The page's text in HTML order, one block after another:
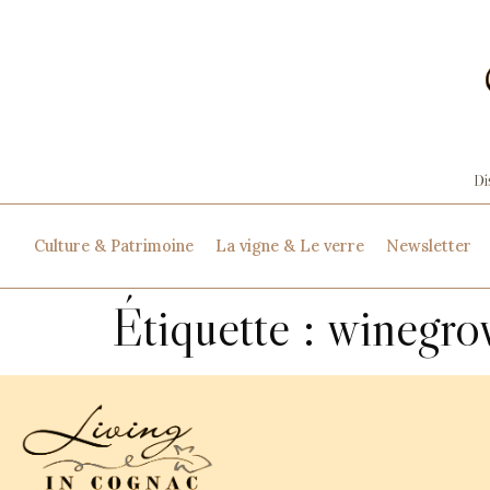
Culture & Patrimoine La vigne & Le verre Newsletter
Étiquette :